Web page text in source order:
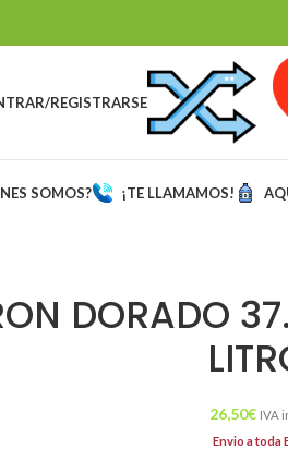
REGISTRARSE
SOMOS? ¡TE LLAMAMOS!
DORADO
26,50€ IVA
Envio a toda